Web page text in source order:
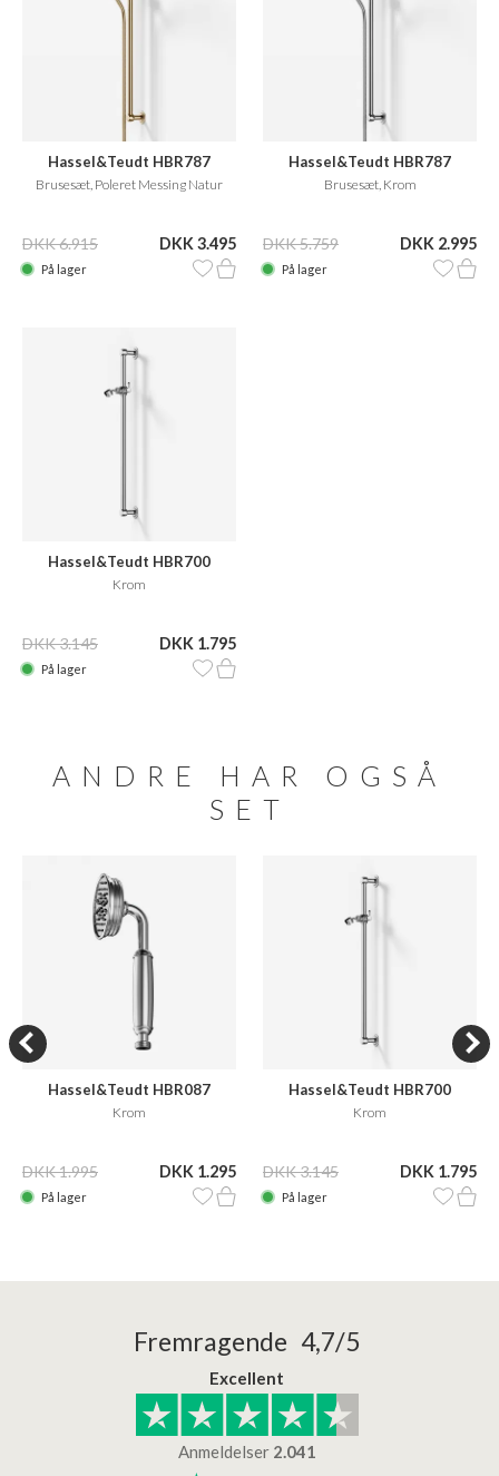
Hassel&Teudt HBR787
Brusesæt, Poleret Messing Natur
DKK 6.915 DKK 3.495
På lager
Hassel&Teudt HBR787
Brusesæt, Krom
DKK 5.759 DKK 2.995
På lager
Hassel&Teudt HBR700
Krom
DKK 3.145 DKK 1.795
På lager
ANDRE HAR OGSÅ
SET
Hassel&Teudt HBR087
Krom
DKK 1.995 DKK 1.295
På lager
Hassel&Teudt HBR700
Krom
DKK 3.145 DKK 1.795
På lager
Fremragende 4,7/5
Excellent
Anmeldelser 2.041